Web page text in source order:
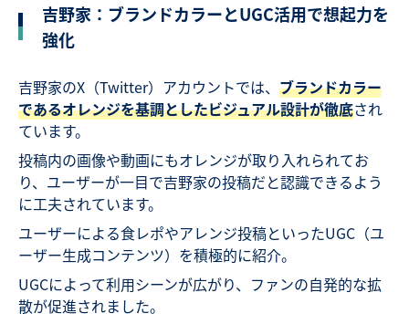
吉野家：ブランドカラーとUGC活用で想起力を
強化
吉野家のX（Twitter）アカウントでは、 ブランドカラー
であるオレンジを基調としたビジュアル設計が徹底され
ています。
投稿内の画像や動画にもオレンジが取り入れられてお
り、ユーザーが一目で吉野家の投稿だと認識できるよう
に工夫されています。
ユーザーによる食レポやアレンジ投稿といったUGC（ユ
ーザー生成コンテンツ）を積極的に紹介。
UGCによって利用シーンが広がり、ファンの自発的な拡
散が促進されました。